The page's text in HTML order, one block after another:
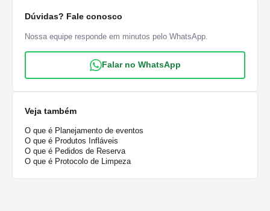
Dúvidas? Fale conosco
Nossa equipe responde em minutos pelo WhatsApp.
Falar no WhatsApp
Veja também
O que é Planejamento de eventos
O que é Produtos Infláveis
O que é Pedidos de Reserva
O que é Protocolo de Limpeza